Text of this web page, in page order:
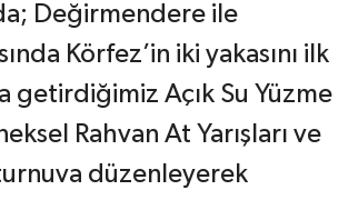
Değirmendere ile
Körfez’in iki yakasını ilk
getirdiğimiz Açık Su Yüzme
Rahvan At Yarışları ve
düzenleyerek